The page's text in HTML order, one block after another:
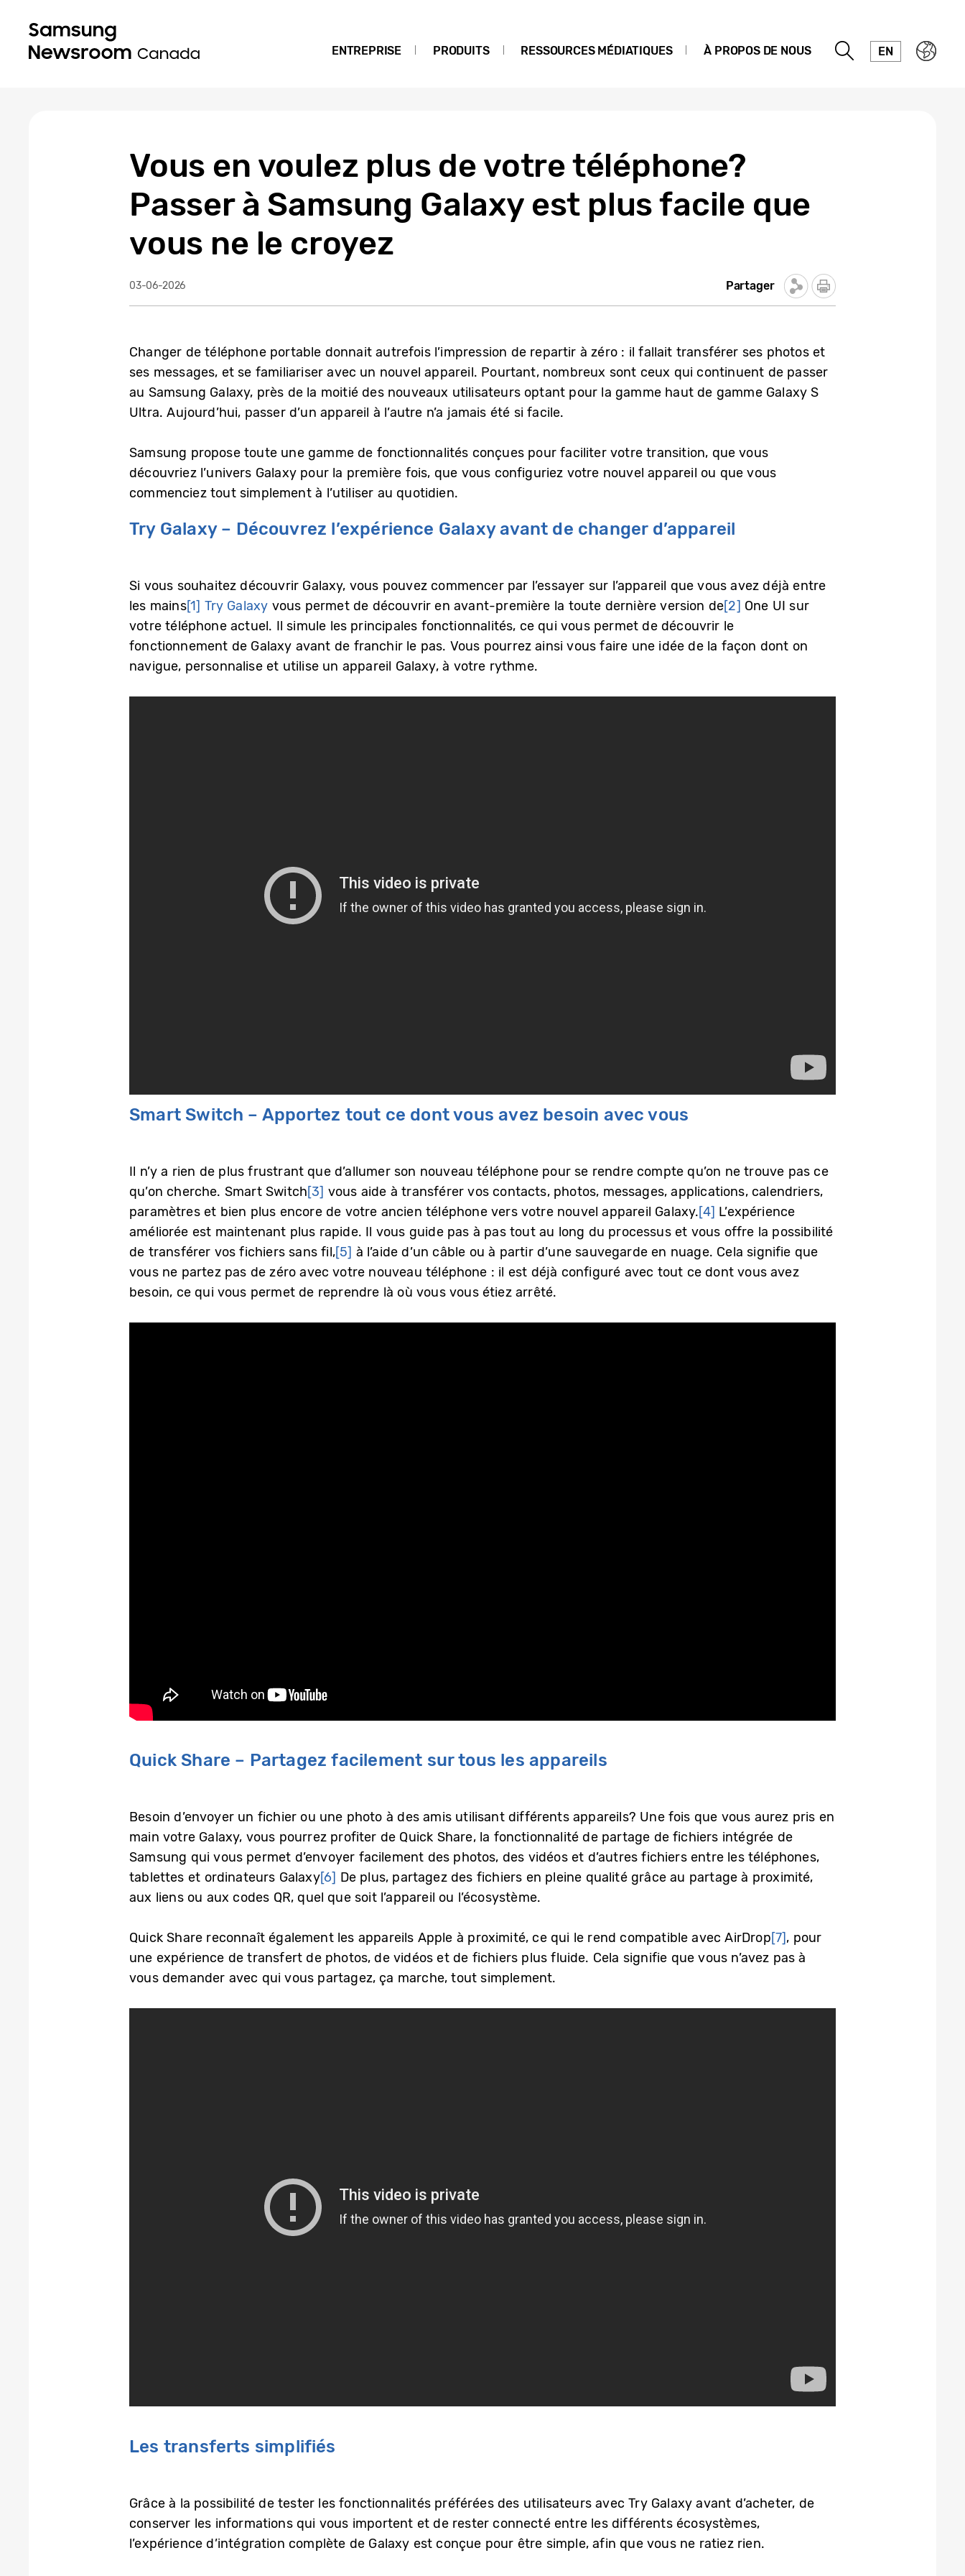
ENTREPRISE PRODUITS RESSOURCES MÉDIATIQUES À PROPOS DE NOUS EN
Vous en voulez plus de votre téléphone?
Passer à Samsung Galaxy est plus facile que
vous ne le croyez
03-06-2026 Partager
Changer de téléphone portable donnait autrefois l’impression de repartir à zéro : il fallait transférer ses photos et
ses messages, et se familiariser avec un nouvel appareil. Pourtant, nombreux sont ceux qui continuent de passer
au Samsung Galaxy, près de la moitié des nouveaux utilisateurs optant pour la gamme haut de gamme Galaxy S
Ultra. Aujourd’hui, passer d’un appareil à l’autre n’a jamais été si facile.
Samsung propose toute une gamme de fonctionnalités conçues pour faciliter votre transition, que vous
découvriez l’univers Galaxy pour la première fois, que vous configuriez votre nouvel appareil ou que vous
commenciez tout simplement à l’utiliser au quotidien.
Try Galaxy – Découvrez l’expérience Galaxy avant de changer d’appareil
Si vous souhaitez découvrir Galaxy, vous pouvez commencer par l’essayer sur l’appareil que vous avez déjà entre
les mains[1] Try Galaxy vous permet de découvrir en avant-première la toute dernière version de[2] One UI sur
votre téléphone actuel. Il simule les principales fonctionnalités, ce qui vous permet de découvrir le
fonctionnement de Galaxy avant de franchir le pas. Vous pourrez ainsi vous faire une idée de la façon dont on
navigue, personnalise et utilise un appareil Galaxy, à votre rythme.
Smart Switch – Apportez tout ce dont vous avez besoin avec vous
Il n’y a rien de plus frustrant que d’allumer son nouveau téléphone pour se rendre compte qu’on ne trouve pas ce
qu’on cherche. Smart Switch[3] vous aide à transférer vos contacts, photos, messages, applications, calendriers,
paramètres et bien plus encore de votre ancien téléphone vers votre nouvel appareil Galaxy.[4] L’expérience
améliorée est maintenant plus rapide. Il vous guide pas à pas tout au long du processus et vous offre la possibilité
de transférer vos fichiers sans fil,[5] à l’aide d’un câble ou à partir d’une sauvegarde en nuage. Cela signifie que
vous ne partez pas de zéro avec votre nouveau téléphone : il est déjà configuré avec tout ce dont vous avez
besoin, ce qui vous permet de reprendre là où vous vous étiez arrêté.
Quick Share – Partagez facilement sur tous les appareils
Besoin d’envoyer un fichier ou une photo à des amis utilisant différents appareils? Une fois que vous aurez pris en
main votre Galaxy, vous pourrez profiter de Quick Share, la fonctionnalité de partage de fichiers intégrée de
Samsung qui vous permet d’envoyer facilement des photos, des vidéos et d’autres fichiers entre les téléphones,
tablettes et ordinateurs Galaxy[6] De plus, partagez des fichiers en pleine qualité grâce au partage à proximité,
aux liens ou aux codes QR, quel que soit l’appareil ou l’écosystème.
Quick Share reconnaît également les appareils Apple à proximité, ce qui le rend compatible avec AirDrop[7], pour
une expérience de transfert de photos, de vidéos et de fichiers plus fluide. Cela signifie que vous n’avez pas à
vous demander avec qui vous partagez, ça marche, tout simplement.
Les transferts simplifiés
Grâce à la possibilité de tester les fonctionnalités préférées des utilisateurs avec Try Galaxy avant d’acheter, de
conserver les informations qui vous importent et de rester connecté entre les différents écosystèmes,
l’expérience d’intégration complète de Galaxy est conçue pour être simple, afin que vous ne ratiez rien.